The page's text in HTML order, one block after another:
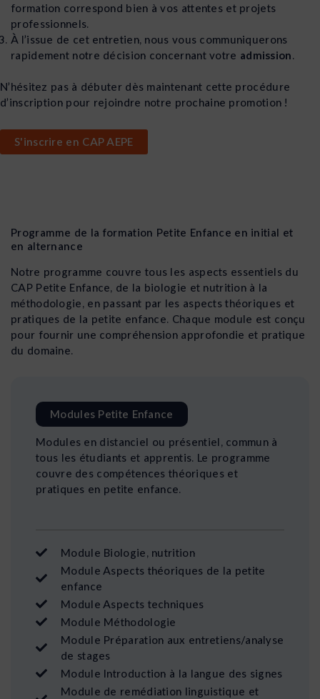
formation correspond bien à vos attentes et projets
professionnels.
À l’issue de cet entretien, nous vous communiquerons
rapidement notre décision concernant votre admission.
N’hésitez pas à débuter dès maintenant cette procédure
d’inscription pour rejoindre notre prochaine promotion !
S'inscrire en CAP AEPE
Programme de la formation Petite Enfance en initial et
en alternance
Notre programme couvre tous les aspects essentiels du
CAP Petite Enfance, de la biologie et nutrition à la
méthodologie, en passant par les aspects théoriques et
pratiques de la petite enfance. Chaque module est conçu
pour fournir une compréhension approfondie et pratique
du domaine.
Modules Petite Enfance
Modules en distanciel ou présentiel, commun à
tous les étudiants et apprentis. Le programme
couvre des compétences théoriques et
pratiques en petite enfance.
Module Biologie, nutrition
Module Aspects théoriques de la petite
enfance
Module Aspects techniques
Module Méthodologie
Module Préparation aux entretiens/analyse
de stages
Module Introduction à la langue des signes
Module de remédiation linguistique et